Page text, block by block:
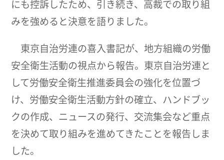
にも控訴したため、引き続き、高裁での取り組
みを強めると決意を語りました。
東京自治労連の喜入書記が、地方組織の労働
安全衛生活動の視点から報告。東京自治労連と
して労働安全衛生推進委員会の強化を位置づ
け、労働安全衛生活動方針の確立、ハンドブッ
クの作成、ニュースの発行、交流集会など重点
を決めて取り組みを進めてきたことを報告しま
した。